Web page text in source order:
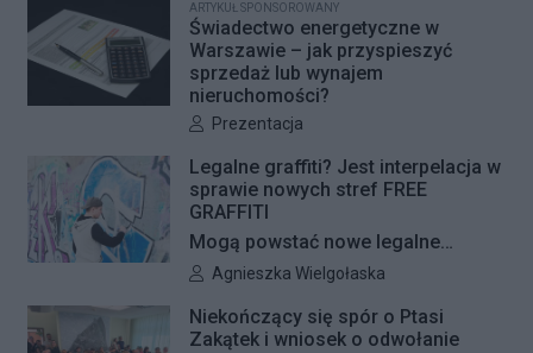
remonty infrastruktury dla pieszych
i rowerzystów. Oferty w
przetargach zostały już otwarte, a
jeśli wszystko przebiegnie zgodnie
z planem, nowe nawierzchnie
pojawią się jeszcze w tym roku.
ARTYKUŁ SPONSOROWANY
Świadectwo energetyczne w
Warszawie – jak przyspieszyć
sprzedaż lub wynajem
nieruchomości?
Autor artykułu:
Prezentacja
Legalne graffiti? Jest interpelacja w
sprawie nowych stref FREE
GRAFFITI
Mogą powstać nowe legalne
miejsca do wykonywania graffiti.
interpelację, w której proponuje
Autor artykułu:
Agnieszka Wielgołaska
Niekończący się spór o Ptasi
Zakątek i wniosek o odwołanie